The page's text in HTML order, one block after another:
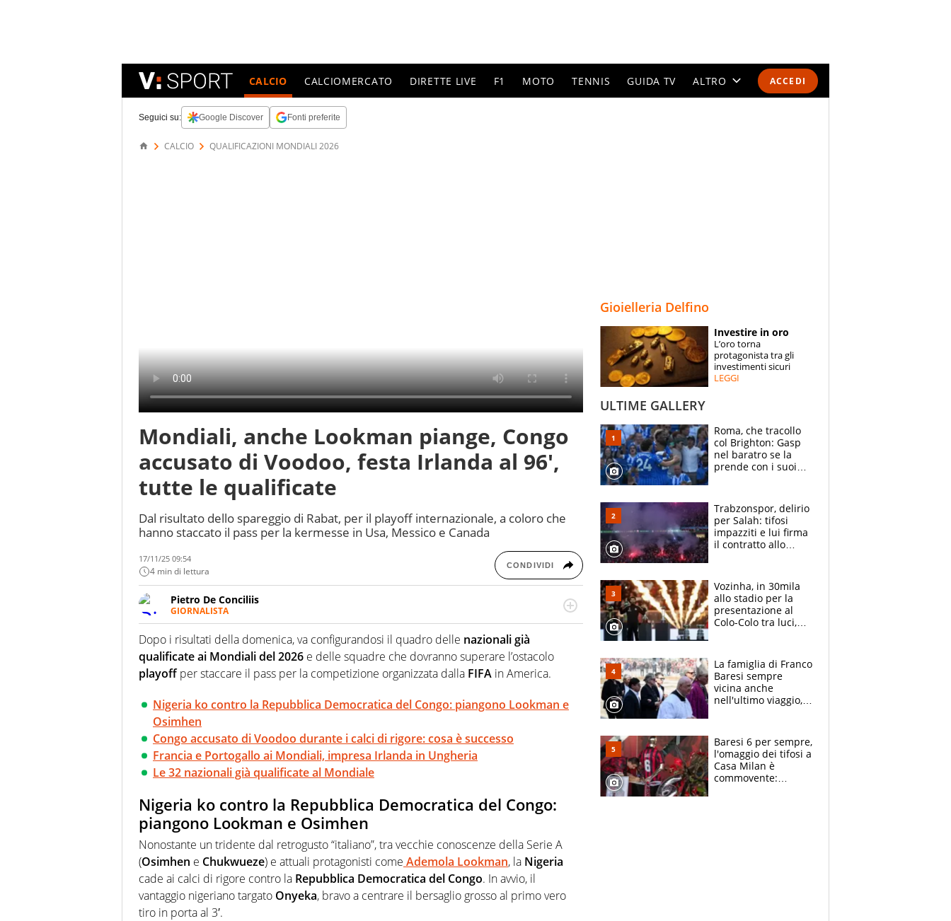
ACCEDI
CALCIO CALCIOMERCATO DIRETTE LIVE F1 MOTO TENNIS GUIDA TV ALTRO
SPECIALI
ESPERTI
Seguici su: Google Discover Fonti preferite
CALCIO QUALIFICAZIONI MONDIALI 2026
Mondiali, anche Lookman piange, Congo
accusato di Voodoo, festa Irlanda al 96',
tutte le qualificate
Dal risultato dello spareggio di Rabat, per il playoff internazionale, a coloro che
hanno staccato il pass per la kermesse in Usa, Messico e Canada
17/11/25 09:54
4 min di lettura CONDIVIDI
Pietro De Conciliis
GIORNALISTA
Giornalista pubblicista e speaker radiofonico, per Virgilio Sport si occupa di calcio con
uno sguardo attento e competente sui campionati di Serie B e Serie C
Dopo i risultati della domenica, va configurandosi il quadro delle nazionali già
qualificate ai Mondiali del 2026 e delle squadre che dovranno superare l’ostacolo
playoffper staccare il pass per la competizione organizzata dalla FIFA in America.
Nigeria ko contro la Repubblica Democratica del Congo: piangono Lookman e
Osimhen
Congo accusato di Voodoo durante i calci di rigore: cosa è successo
Francia e Portogallo ai Mondiali, impresa Irlanda in Ungheria
Le 32 nazionali già qualificate al Mondiale
Nigeria ko contro la Repubblica Democratica del Congo:
piangono Lookman e Osimhen
Nonostante un tridente dal retrogusto “italiano”, tra vecchie conoscenze della Serie A
(Osimhen e Chukwueze) e attuali protagonisti come Ademola Lookman, la Nigeria
cade ai calci di rigore contro la Repubblica Democratica del Congo. In avvio, il
vantaggio nigeriano targato Onyeka, bravo a centrare il bersaglio grosso al primo vero
tiro in porta al 3′.
Gioielleria Delfino
Investire in oro
L’oro torna
protagonista tra gli
investimenti sicuri
LEGGI
ULTIME GALLERY
Roma, che tracollo
col Brighton: Gasp
nel baratro se la
prende con i suoi
Trabzonspor, delirio
per Salah: tifosi
impazziti e lui firma
il contratto allo
Vozinha, in 30mila
allo stadio per la
presentazione al
Colo-Colo tra luci,
La famiglia di Franco
Baresi sempre
vicina anche
nell'ultimo viaggio,
circondati
dall'affetto dei tifosi
Baresi 6 per sempre,
l'omaggio dei tifosi a
Casa Milan è
commovente: